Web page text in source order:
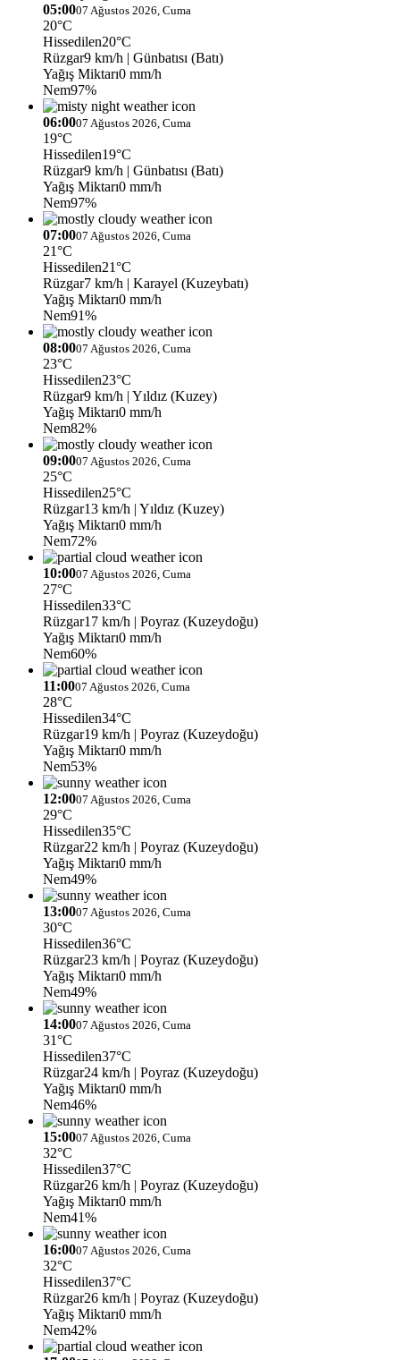
05:0007 Ağustos 2026, Cuma
20°C
Hissedilen20°C
Rüzgar9 km/h | Günbatısı (Batı)
Yağış Miktarı0 mm/h
Nem97%
06:0007 Ağustos 2026, Cuma
19°C
Hissedilen19°C
Rüzgar9 km/h | Günbatısı (Batı)
Yağış Miktarı0 mm/h
Nem97%
07:0007 Ağustos 2026, Cuma
21°C
Hissedilen21°C
Rüzgar7 km/h | Karayel (Kuzeybatı)
Yağış Miktarı0 mm/h
Nem91%
08:0007 Ağustos 2026, Cuma
23°C
Hissedilen23°C
Rüzgar9 km/h | Yıldız (Kuzey)
Yağış Miktarı0 mm/h
Nem82%
09:0007 Ağustos 2026, Cuma
25°C
Hissedilen25°C
Rüzgar13 km/h | Yıldız (Kuzey)
Yağış Miktarı0 mm/h
Nem72%
10:0007 Ağustos 2026, Cuma
27°C
Hissedilen33°C
Rüzgar17 km/h | Poyraz (Kuzeydoğu)
Yağış Miktarı0 mm/h
Nem60%
11:0007 Ağustos 2026, Cuma
28°C
Hissedilen34°C
Rüzgar19 km/h | Poyraz (Kuzeydoğu)
Yağış Miktarı0 mm/h
Nem53%
12:0007 Ağustos 2026, Cuma
29°C
Hissedilen35°C
Rüzgar22 km/h | Poyraz (Kuzeydoğu)
Yağış Miktarı0 mm/h
Nem49%
13:0007 Ağustos 2026, Cuma
30°C
Hissedilen36°C
Rüzgar23 km/h | Poyraz (Kuzeydoğu)
Yağış Miktarı0 mm/h
Nem49%
14:0007 Ağustos 2026, Cuma
31°C
Hissedilen37°C
Rüzgar24 km/h | Poyraz (Kuzeydoğu)
Yağış Miktarı0 mm/h
Nem46%
15:0007 Ağustos 2026, Cuma
32°C
Hissedilen37°C
Rüzgar26 km/h | Poyraz (Kuzeydoğu)
Yağış Miktarı0 mm/h
Nem41%
16:0007 Ağustos 2026, Cuma
32°C
Hissedilen37°C
Rüzgar26 km/h | Poyraz (Kuzeydoğu)
Yağış Miktarı0 mm/h
Nem42%